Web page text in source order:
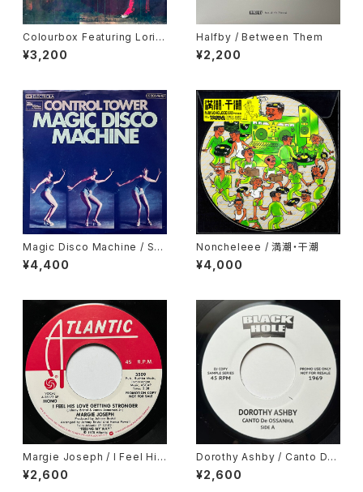
Colourbox Featuring Lorita
Grahame / Baby I Love You
So
¥3,200
Halfby / Between Them
¥2,200
Magic Disco Machine / Scr
atchin'
¥4,400
Noncheleee / 満潮・干潮
¥4,000
Margie Joseph / I Feel His
Love Getting Stronger
¥2,600
Dorothy Ashby / Canto De
Ossanha, Cause I Need It
¥2,600